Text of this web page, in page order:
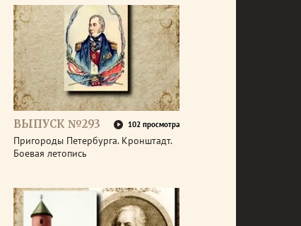
ВЫПУСК №293 102 просмотра
Пригороды Петербурга. Кронштадт.
Боевая летопись